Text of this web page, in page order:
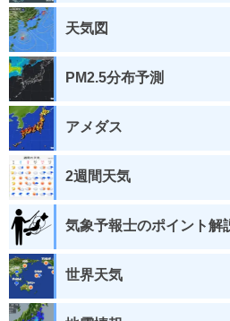
天気図
PM2.5分布予測
アメダス
2週間天気
気象予報士のポイント解
世界天気